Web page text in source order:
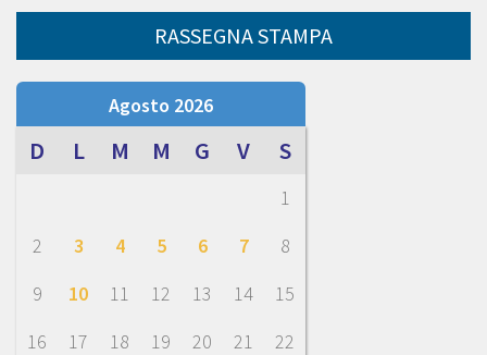
RASSEGNA STAMPA
Agosto 2026
D L M M G V S
1
2
3 4 5 6 7
8
9
10 11 12 13 14
15
16
17 18 19 20 21
22